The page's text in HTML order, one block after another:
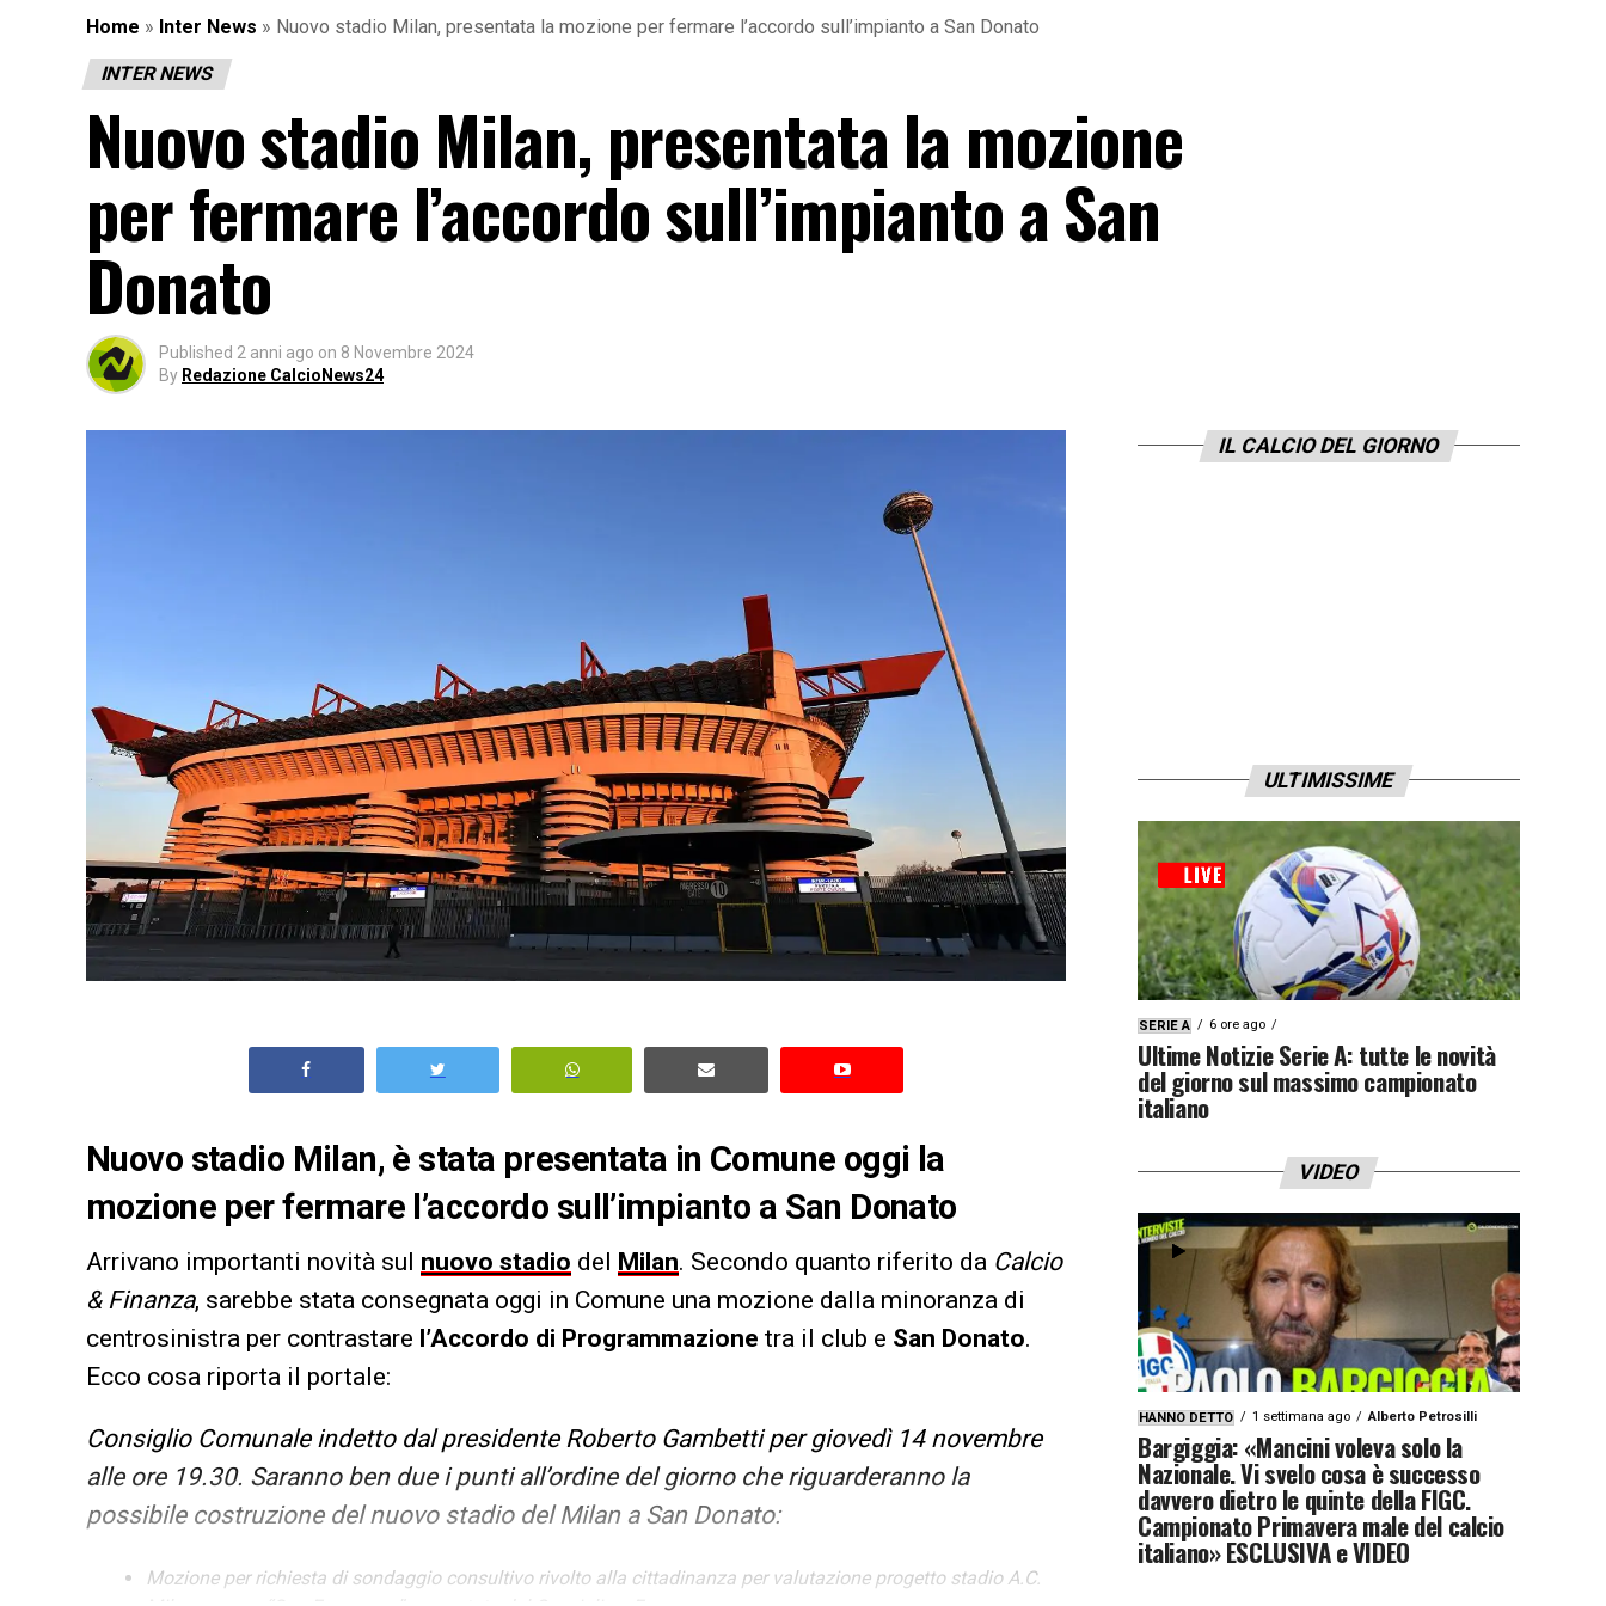
Home » Inter News » Nuovo stadio Milan, presentata la mozione per fermare l’accordo sull’impianto a San Donato
INTER NEWS
Nuovo stadio Milan, presentata la mozione
per fermare l’accordo sull’impianto a San
Donato
Published 2 anni ago on 8 Novembre 2024
By Redazione CalcioNews24
Nuovo stadio Milan, è stata presentata in Comune oggi la
mozione per fermare l’accordo sull’impianto a San Donato
Arrivano importanti novità sul nuovo stadio del Milan. Secondo quanto riferito da Calcio
& Finanza, sarebbe stata consegnata oggi in Comune una mozione dalla minoranza di
centrosinistra per contrastare l’Accordo di Programmazione tra il club e San Donato.
Ecco cosa riporta il portale:
Consiglio Comunale indetto dal presidente Roberto Gambetti per giovedì 14 novembre
alle ore 19.30. Saranno ben due i punti all’ordine del giorno che riguarderanno la
possibile costruzione del nuovo stadio del Milan a San Donato:
Mozione per richiesta di sondaggio consultivo rivolto alla cittadinanza per valutazione progetto stadio A.C.
IL CALCIO DEL GIORNO
ULTIMISSIME
SERIE A 6 ore ago
Ultime Notizie Serie A: tutte le novità
del giorno sul massimo campionato
italiano
VIDEO
HANNO DETTO 1 settimana ago Alberto Petrosilli
Bargiggia: «Mancini voleva solo la
Nazionale. Vi svelo cosa è successo
davvero dietro le quinte della FIGC.
Campionato Primavera male del calcio
italiano» ESCLUSIVA e VIDEO